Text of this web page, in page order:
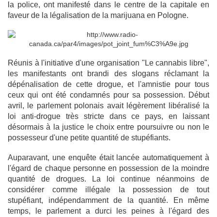
la police, ont manifesté dans le centre de la capitale en
faveur de la légalisation de la marijuana en Pologne.
Réunis à l'initiative d'une organisation "Le cannabis libre",
les manifestants ont brandi des slogans réclamant la
dépénalisation de cette drogue, et
l'amnistie pour tous
ceux qui ont été condamnés pour sa possession. Début
avril, le parlement polonais avait légèrement libéralisé la
loi anti-drogue très stricte dans ce pays, en laissant
désormais à la justice le choix entre poursuivre ou non le
possesseur d'une petite quantité de stupéfiants.
Auparavant, une enquête était lancée automatiquement à
l'égard de chaque personne en possession de la moindre
quantité de drogues. La loi continue néanmoins de
considérer
comme illégale la possession de tout
stupéfiant, indépendamment de la quantité. En même
temps, le parlement a durci les peines à l'égard des